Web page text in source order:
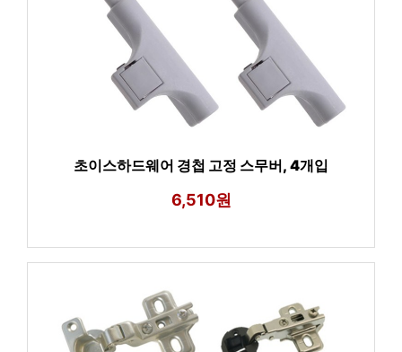
초이스하드웨어 경첩 고정 스무버, 4개입
6,510원